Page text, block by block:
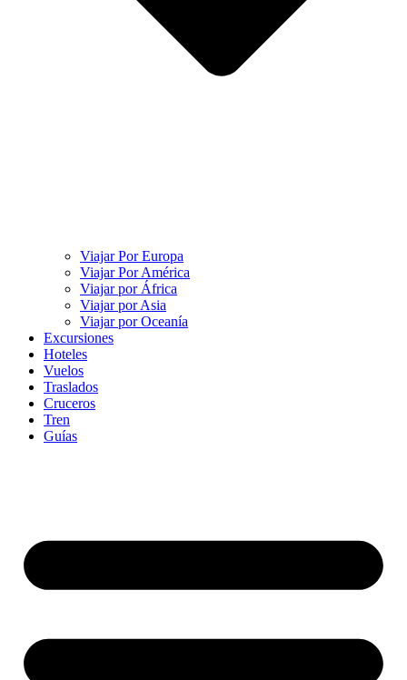
Viajar Por Europa
Viajar Por América
Viajar por África
Viajar por Asia
Viajar por Oceanía
Excursiones
Hoteles
Vuelos
Traslados
Cruceros
Tren
Guías